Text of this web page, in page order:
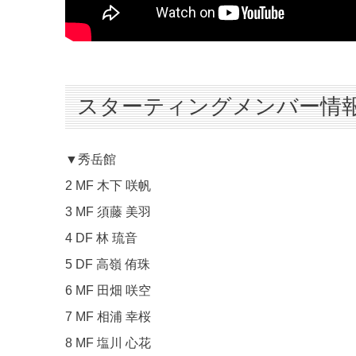
スターティングメンバー情
▼秀岳館
2 MF 木下 咲帆
3 MF 須藤 美羽
4 DF 林 琉音
5 DF 高嶺 侑珠
6 MF 田畑 咲空
7 MF 相浦 幸桜
8 MF 塩川 心花